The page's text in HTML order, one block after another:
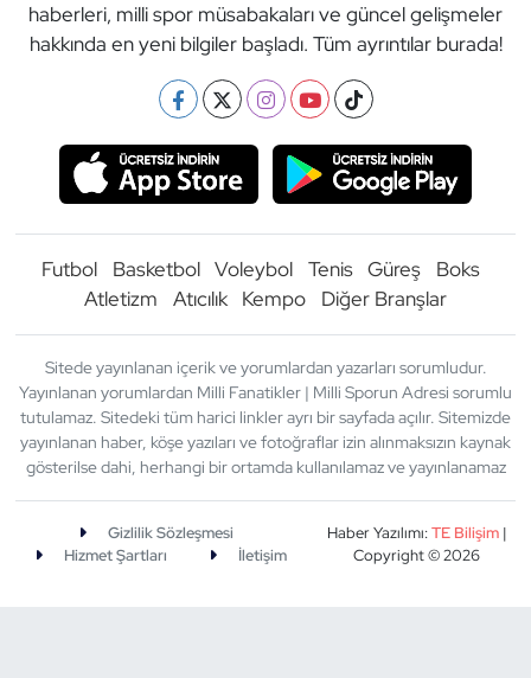
haberleri, milli spor müsabakaları ve güncel gelişmeler
hakkında en yeni bilgiler başladı. Tüm ayrıntılar burada!
Futbol Basketbol Voleybol Tenis Güreş
Boks
Atletizm
Atıcılık Kempo Diğer Branşlar
Sitede yayınlanan içerik ve yorumlardan yazarları sorumludur.
Yayınlanan yorumlardan Milli Fanatikler | Milli Sporun Adresi sorumlu
tutulamaz. Sitedeki tüm harici linkler ayrı bir sayfada açılır. Sitemizde
yayınlanan haber, köşe yazıları ve fotoğraflar izin alınmaksızın kaynak
gösterilse dahi, herhangi bir ortamda kullanılamaz ve yayınlanamaz
Gizlilik Sözleşmesi
Hizmet Şartları
İletişim
Haber Yazılımı:TE Bilişim|
Copyright © 2026